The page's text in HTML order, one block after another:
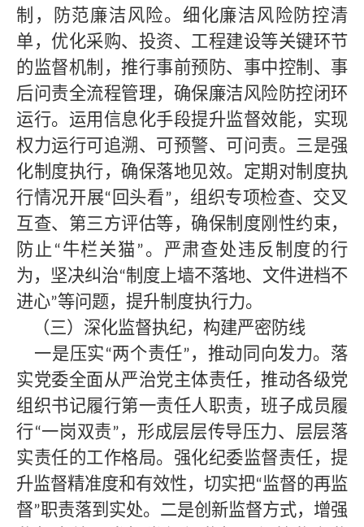
制，防范廉洁风险。细化廉洁风险防控清
单，优化采购、投资、工程建设等关键环节
的监督机制，推行事前预防、事中控制、事
后问责全流程管理，确保廉洁风险防控闭环
运行。运用信息化手段提升监督效能，实现
权力运行可追溯、可预警、可问责。三是强
化制度执行，确保落地见效。定期对制度执
行情况开展“ 回头看”，组织专项检查、交叉
互查、第三方评估等，确保制度刚性约束，
防止 “牛栏关猫”。严肃查处违反制度的行
为，坚决纠治“制度上墙不落地、文件进档不
进心”等问题，提升制度执行力。
（三）深化监督执纪，构建严密防线
一是压实“两个责任”，推动同向发力。落
实党委全面从严治党主体责任，推动各级党
组织书记履行第一责任人职责，班子成员履
行“一岗双责”，形成层层传导压力、层层落
实责任的工作格局。强化纪委监督责任，提
升监督精准度和有效性，切实把“监督的再监
督”职责落到实处。二是创新监督方式，增强